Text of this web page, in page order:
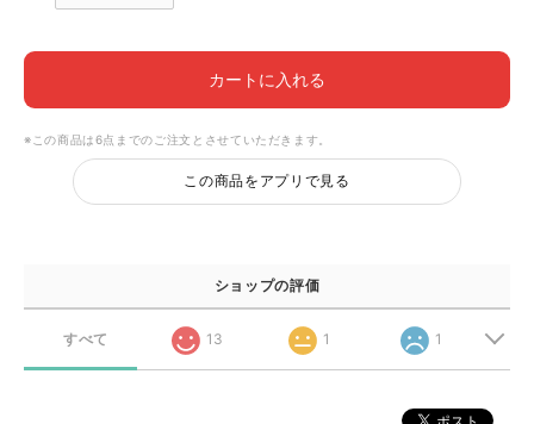
カートに入れる
※この商品は6点までのご注文とさせていただきます。
この商品をアプリで見る
ショップの評価
すべて 13 1 1